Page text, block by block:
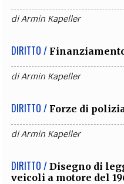
diArmin Kapeller
DIRITTO /
diArmin Kapeller
DIRITTO / Forze di
diArmin Kapeller
DIRITTO / Disegno di
veicoli a motore del